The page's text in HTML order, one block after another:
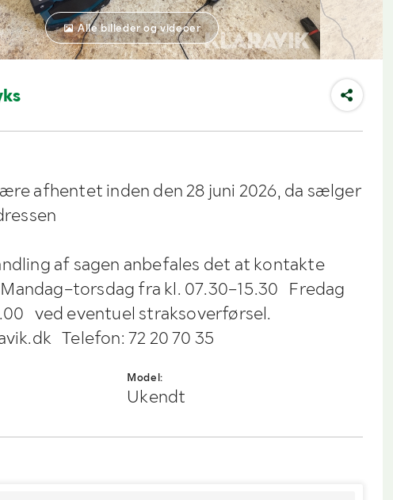
Alle billeder og videoer
afhentet inden den 28 juni 2026, da sælger
af sagen anbefales det at kontakte
fra kl. 07.30–15.30 Fredag
ved eventuel straksoverførsel.
Telefon: 72 20 70 35
Model:
Ukendt